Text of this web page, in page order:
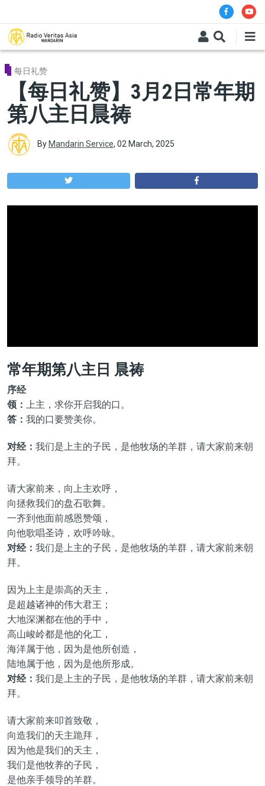
每日礼赞
【每日礼赞】3月2日常年期
第八主日晨祷
By Mandarin Service, 02 March, 2025
常年期第八主日 晨祷
序经
领：
上主，求你开启我的口。
答： 我的口要赞美你。
对经： 我们是上主的子民，是他牧场的羊群，请大家前来朝
拜。
请大家前来，向上主欢呼，
向拯救我们的盘石歌舞。
一齐到他面前感恩赞颂，
向他歌唱圣诗，欢呼吟咏。
对经： 我们是上主的子民，是他牧场的羊群，请大家前来朝
拜。
因为上主是崇高的天主，
是超越诸神的伟大君王；
大地深渊都在他的手中，
高山峻岭都是他的化工，
海洋属于他，因为是他所创造，
陆地属于他，因为是他所形成。
对经： 我们是上主的子民，是他牧场的羊群，请大家前来朝
拜。
请大家前来叩首致敬，
向造我们的天主跪拜，
因为他是我们的天主，
我们是他牧养的子民，
是他亲手领导的羊群。